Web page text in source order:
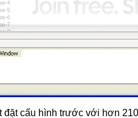
đặt cấu hình trước với hơn